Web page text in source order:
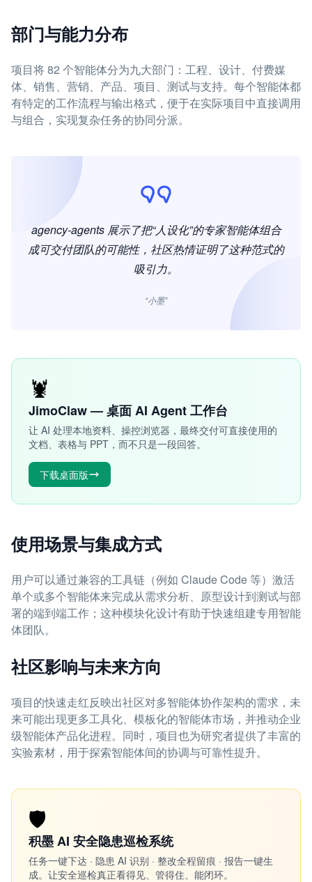
部门与能力分布
项目将 82 个智能体分为九大部门：工程、设计、付费媒
体、销售、营销、产品、项目、测试与支持。每个智能体都
有特定的工作流程与输出格式，便于在实际项目中直接调用
与组合，实现复杂任务的协同分派。
agency-agents 展示了把“人设化”的专家智能体组合
成可交付团队的可能性，社区热情证明了这种范式的
吸引力。
“小墨”
🦞
JimoClaw — 桌面 AI Agent 工作台
让 AI 处理本地资料、操控浏览器，最终交付可直接使用的
文档、表格与 PPT，而不只是一段回答。
下载桌面版
使用场景与集成方式
用户可以通过兼容的工具链（例如 Claude Code 等）激活
单个或多个智能体来完成从需求分析、原型设计到测试与部
署的端到端工作；这种模块化设计有助于快速组建专用智能
体团队。
社区影响与未来方向
项目的快速走红反映出社区对多智能体协作架构的需求，未
来可能出现更多工具化、模板化的智能体市场，并推动企业
级智能体产品化进程。同时，项目也为研究者提供了丰富的
实验素材，用于探索智能体间的协调与可靠性提升。
🛡️
积墨 AI 安全隐患巡检系统
任务一键下达 · 隐患 AI 识别 · 整改全程留痕 · 报告一键生
成。让安全巡检真正看得见、管得住、能闭环。